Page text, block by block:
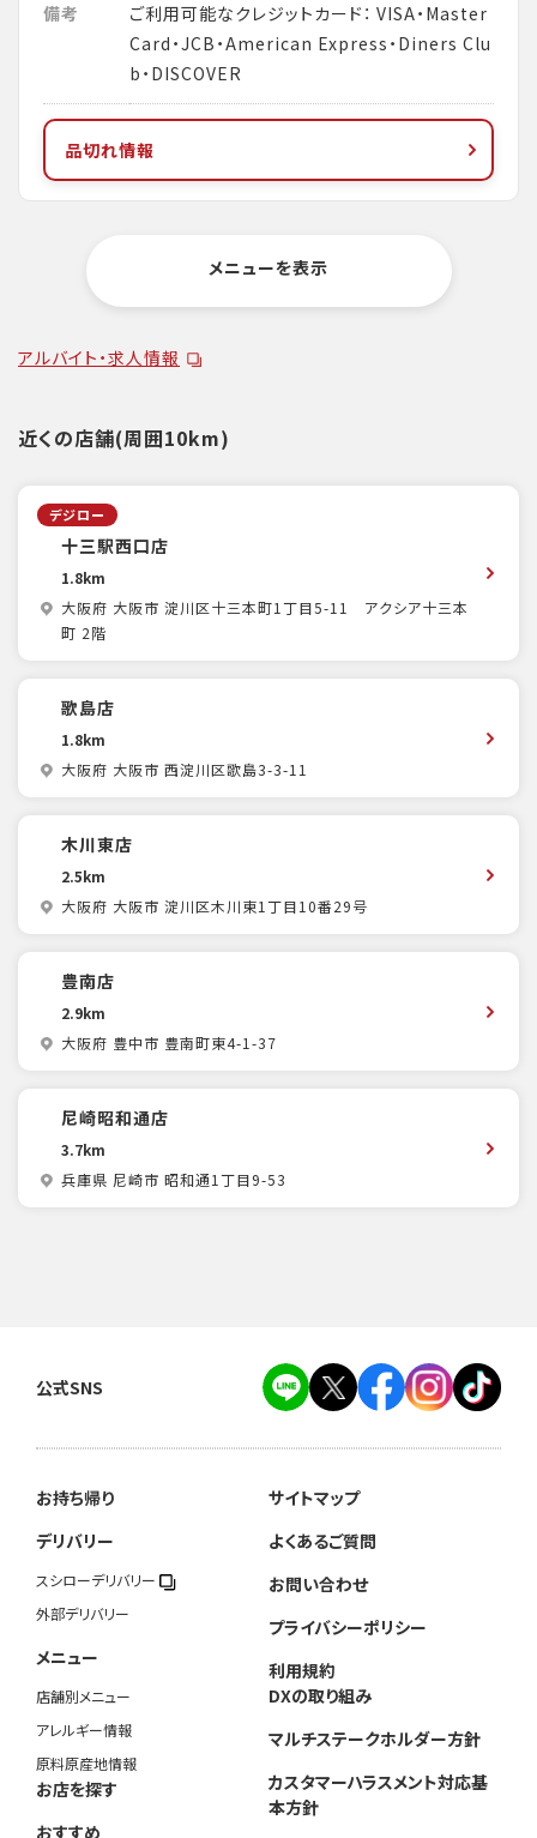
備考
ご利用可能なクレジットカード： VISA・Master
Card・JCB・American Express・Diners Clu
b・DISCOVER
品切れ情報
メニューを表示
アルバイト・求人情報
近くの店舗(周囲10km)
デジロー
十三駅西口店
1.8km
大阪府 大阪市 淀川区十三本町1丁目5-11 アクシア十三本
町 2階
歌島店
1.8km
大阪府 大阪市 西淀川区歌島3-3-11
木川東店
2.5km
大阪府 大阪市 淀川区木川東1丁目10番29号
豊南店
2.9km
大阪府 豊中市 豊南町東4-1-37
尼崎昭和通店
3.7km
兵庫県 尼崎市 昭和通1丁目9-53
公式SNS
お持ち帰り
デリバリー
スシローデリバリー
外部デリバリー
メニュー
店舗別メニュー
アレルギー情報
原料原産地情報
お店を探す
おすすめ
サイトマップ
よくあるご質問
お問い合わせ
プライバシーポリシー
利用規約
DXの取り組み
マルチステークホルダー方針
カスタマーハラスメント対応基
本方針